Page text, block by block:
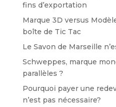
fins d’exportation
Marque 3D versus
boîte de Tic Tac
Le Savon de Marseille
Schweppes, marque
parallèles ?
Pourquoi payer une
n’est pas nécessaire?